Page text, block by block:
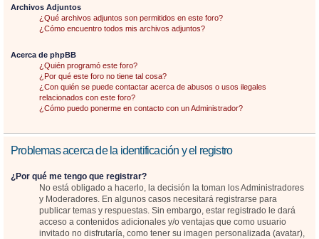
Archivos Adjuntos
¿Qué archivos adjuntos son permitidos en este foro?
¿Cómo encuentro todos mis archivos adjuntos?
Acerca de phpBB
¿Quién programó este foro?
¿Por qué este foro no tiene tal cosa?
¿Con quién se puede contactar acerca de abusos o usos ilegales
relacionados con este foro?
¿Cómo puedo ponerme en contacto con un Administrador?
Problemas acerca de la identificación y el registro
¿Por qué me tengo que registrar?
No está obligado a hacerlo, la decisión la toman los Administradores
y Moderadores. En algunos casos necesitará registrarse para
publicar temas y respuestas. Sin embargo, estar registrado le dará
acceso a contenidos adicionales y/o ventajas que como usuario
invitado no disfrutaría, como tener su imagen personalizada (avatar),